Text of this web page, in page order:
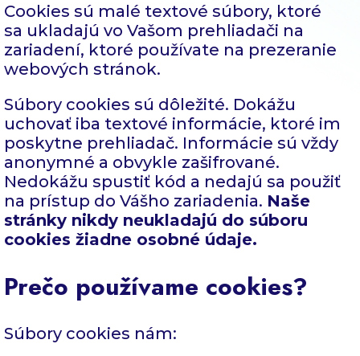
Cookies sú malé textové súbory, ktoré
sa ukladajú vo Vašom prehliadači na
zariadení, ktoré používate na prezeranie
webových stránok.
Súbory cookies sú dôležité. Dokážu
uchovať iba textové informácie, ktoré im
poskytne prehliadač. Informácie sú vždy
anonymné a obvykle zašifrované.
Nedokážu spustiť kód a nedajú sa použiť
na prístup do Vášho zariadenia. Naše
stránky nikdy neukladajú do súboru
cookies žiadne osobné údaje.
Prečo používame cookies?
Súbory cookies nám: